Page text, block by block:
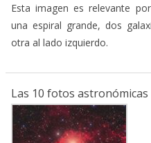
Esta imagen es relevante
una espiral grande, dos
otra al lado izquierdo.
Las 10 fotos